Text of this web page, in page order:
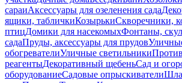
сараиАксессуары для озеленения сада
ящики, табличкиКозырькиСкворечники,
птицДомики для насекомыхФонтаны,
садаПруды, аксессуары для прудов
обогревателиУличные светильники
реагентыДекоративный щебеньСад и
оборудованиеСадовые опрыскиватели